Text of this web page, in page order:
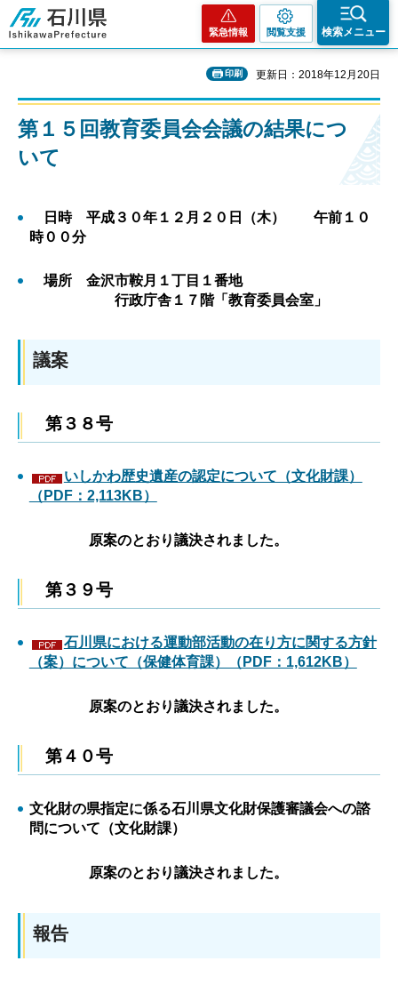
石川県
緊急情報 閲覧支援 検索メニュー
印刷 更新日：2018年12月20日
第１５回教育委員会会議の結果につ
いて
日時 平成３０年１２月２０日（木） 午前１０
時００分
場所 金沢市鞍月１丁目１番地
行政庁舎１７階「教育委員会室」
議案
第３８号
いしかわ歴史遺産の認定について（文化財課）
（PDF：2,113KB）
原案のとおり議決されました。
第３９号
石川県における運動部活動の在り方に関する方針
（案）について（保健体育課）（PDF：1,612KB）
原案のとおり議決されました。
第４０号
文化財の県指定に係る石川県文化財保護審議会への諮
問について（文化財課）
原案のとおり議決されました。
報告